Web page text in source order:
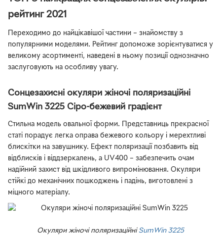
рейтинг 2021
Переходимо до найцікавішої частини – знайомству з
популярними моделями. Рейтинг допоможе зорієнтуватися у
великому асортименті, наведені в ньому позиції однозначно
заслуговують на особливу увагу.
Сонцезахисні окуляри жіночі поляризаційні
SumWin 3225 Сіро-бежевий градієнт
Стильна модель овальної форми. Представниць прекрасної
статі порадує легка оправа бежевого кольору і мерехтливі
блискітки на завушнику. Ефект поляризації позбавить від
відблисків і віддзеркалень, а UV400 – забезпечить очам
надійний захист від шкідливого випромінювання. Окуляри
стійкі до механічних пошкоджень і падінь, виготовлені з
міцного матеріалу.
Окуляри жіночі поляризаційні SumWin 3225